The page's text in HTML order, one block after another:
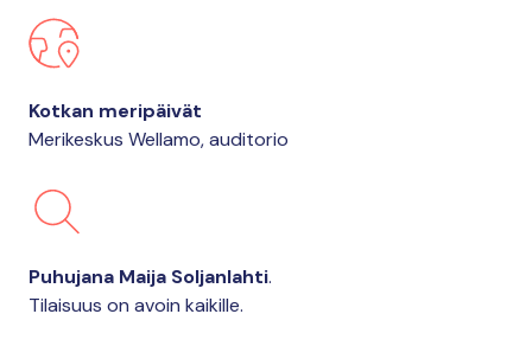
Kotkan meripäivät
Merikeskus Wellamo, auditorio
Puhujana Maija Soljanlahti.
Tilaisuus on avoin kaikille.